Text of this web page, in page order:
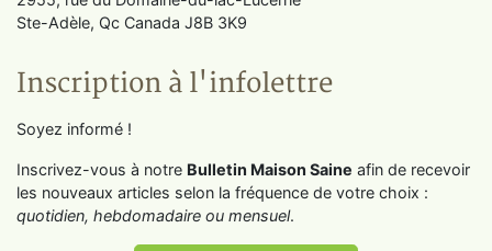
Ste-Adèle, Qc Canada J8B 3K9
Inscription à l'infolettre
Soyez informé !
Inscrivez-vous à notre Bulletin Maison Saine afin de recevoir
les nouveaux articles selon la fréquence de votre choix :
quotidien, hebdomadaire ou mensuel.